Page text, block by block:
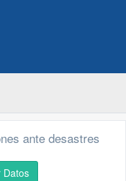
ante desastres
Datos